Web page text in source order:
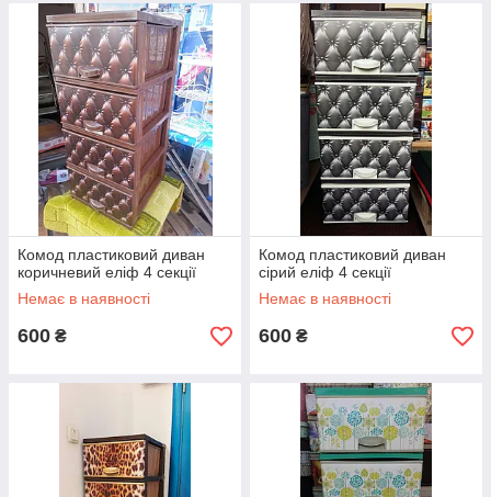
Комод пластиковий диван
коричневий еліф 4 секції
Немає в наявності
600 ₴
Комод пластиковий диван
сірий еліф 4 секції
Немає в наявності
600 ₴